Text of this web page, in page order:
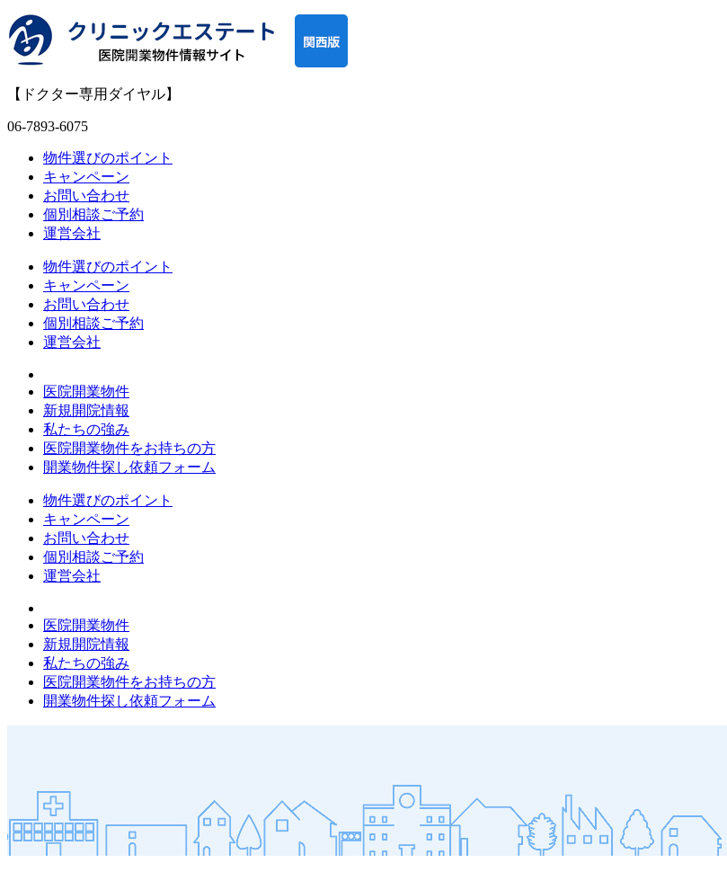
【ドクター専用ダイヤル】
06-7893-6075
物件選びのポイント
キャンペーン
お問い合わせ
個別相談ご予約
運営会社
物件選びのポイント
キャンペーン
お問い合わせ
個別相談ご予約
運営会社
医院開業物件
新規開院情報
私たちの強み
医院開業物件をお持ちの方
開業物件探し依頼フォーム
物件選びのポイント
キャンペーン
お問い合わせ
個別相談ご予約
運営会社
医院開業物件
新規開院情報
私たちの強み
医院開業物件をお持ちの方
開業物件探し依頼フォーム